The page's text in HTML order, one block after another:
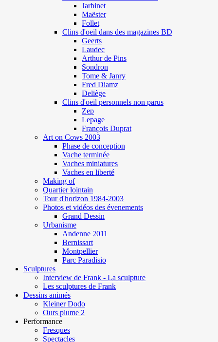
Jarbinet
Maëster
Follet
Clins d'oeil dans des magazines BD
Geerts
Laudec
Arthur de Pins
Sondron
Tome & Janry
Fred Diamz
Deliège
Clins d'oeil personnels non parus
Zep
Lepage
François Duprat
Art on Cows 2003
Phase de conception
Vache terminée
Vaches miniatures
Vaches en liberté
Making of
Quartier lointain
Tour d'horizon 1984-2003
Photos et vidéos des évenements
Grand Dessin
Urbanisme
Andenne 2011
Bernissart
Montpellier
Parc Paradisio
Sculptures
Interview de Frank - La sculpture
Les sculptures de Frank
Dessins animés
Kleiner Dodo
Ours plume 2
Performance
Fresques
Spectacles